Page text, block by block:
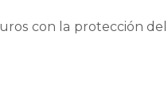
con la protección del